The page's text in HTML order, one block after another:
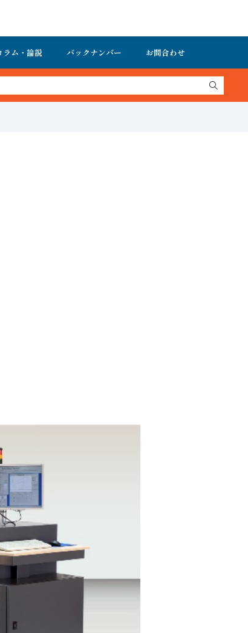
ラム・論説 バックナンバー お問合わせ
で公開中 詳細はこちら